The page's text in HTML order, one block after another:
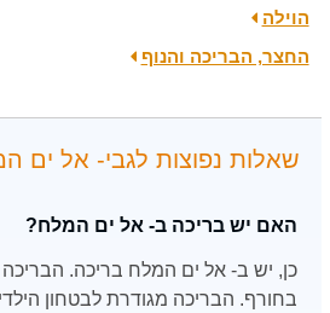
הוילה
החצר, הבריכה והנוף
שאלות נפוצות לגבי- אל ים
האם יש בריכה ב- אל ים המלח?
כן, יש ב- אל ים המלח בריכה.
בחורף. הבריכה מגודרת לבטחון